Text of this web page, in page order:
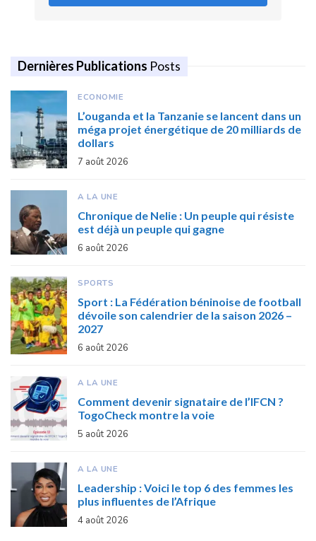
Dernières Publications Posts
ECONOMIE
L’ouganda et la Tanzanie se lancent dans un
méga projet énergétique de 20 milliards de
dollars
7 août 2026
A LA UNE
Chronique de Nelie : Un peuple qui résiste
est déjà un peuple qui gagne
6 août 2026
SPORTS
Sport : La Fédération béninoise de football
dévoile son calendrier de la saison 2026 –
2027
6 août 2026
A LA UNE
Comment devenir signataire de l’IFCN ?
TogoCheck montre la voie
5 août 2026
A LA UNE
Leadership : Voici le top 6 des femmes les
plus influentes de l’Afrique
4 août 2026